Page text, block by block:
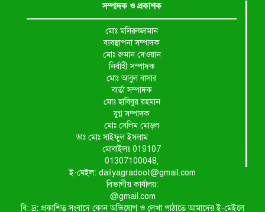
সম্পাদক ও প্রকাশক
মোঃ মনিরুজ্জামান
ব্যবস্থাপনা সম্পাদক
মোঃ রুমান দেওয়ান
নির্বাহী সম্পাদক
মোঃ আবুল বাসার
বার্তা সম্পাদক
মোঃ হাবিবুর রহমান
যুগ্ন সম্পাদক
মোঃ সেলিম মোড়ল
ডাঃ মোঃ সাইফুল ইসলাম
মোবাইলঃ 019107
01307100048,
ই-মেইল: dailyagradoot@gmail.com
বিভাগীয় কার্যালয়:
@gmail.com
বি: দ্র: প্রকাশিত সংবাদে কোন অভিযোগ ও লেখা পাঠাতে আমাদের ই-মেইলে